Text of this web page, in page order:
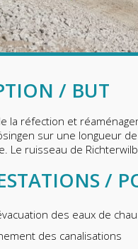
/ BUT
la réfection et
sur une longueur
Le ruisseau de
/
des eaux de
des canalisations